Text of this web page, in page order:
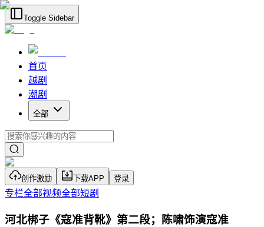
Toggle Sidebar
首页
越剧
潮剧
全部
创作激励 下载APP 登录
专栏全部视频全部短剧
河北梆子《寇准背靴》第二段；陈啸饰演寇准